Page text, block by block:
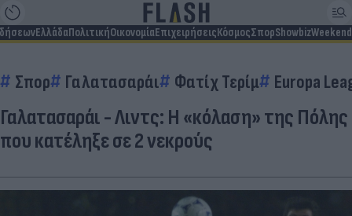
ΕλλάδαΠολιτικήΟικονομίαΕπιχειρήσειςΚόσμοςΣπορShowbizWeekend
Σπορ Γαλατασαράι Φατίχ Τερίμ Europa
Γαλατασαράι - Λιντς: Η «κόλαση» της Πόλης
που κατέληξε σε 2 νεκρούς